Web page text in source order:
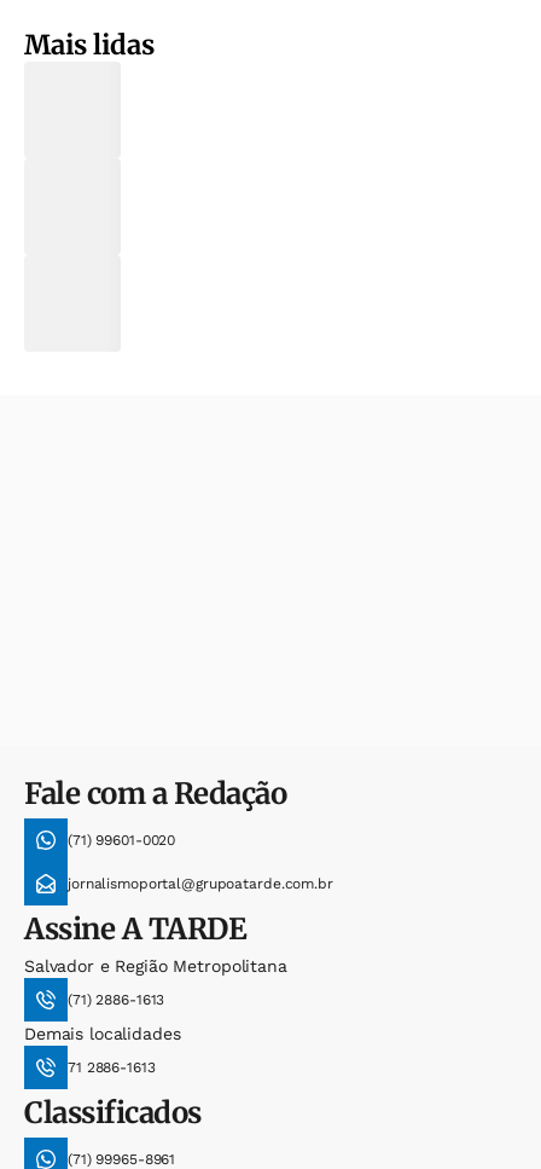
Mais lidas
Fale com a Redação
(71) 99601-0020
jornalismoportal@grupoatarde.com.br
AssineA TARDE
Salvador e Região Metropolitana
(71) 2886-1613
Demais localidades
71 2886-1613
Classificados
(71) 99965-8961